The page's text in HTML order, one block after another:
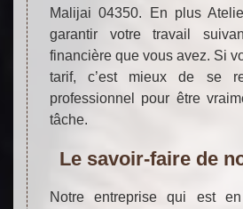
Malijai 04350. En plus
garantir votre travail
financière que vous avez. Si
tarif, c’est mieux de se
professionnel pour être
tâche.
Le savoir-faire de
Notre entreprise qui est